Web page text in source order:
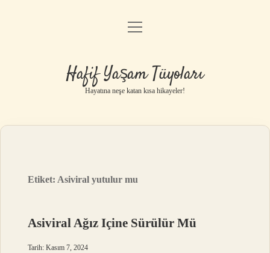
Anasayfa
Yasal Uyarı
menüyü
Hafif Yaşam Tüyoları
Hayatına neşe katan kısa hikayeler!
Etiket: Asiviral yutulur mu
Asiviral Ağız Içine Sürülür Mü
Tarih: Kasım 7, 2024